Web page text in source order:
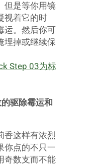
但是等你用镜
视着它的时
运。然后你可
埋掉或继续保
驱除霉运和
香这样有浓烈
你点的不只一
奇数支而不能